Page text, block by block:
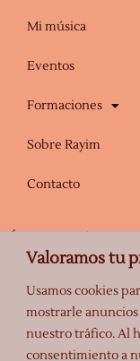
Valoramos tu
Usamos cookies
mostrarle
nuestro tráfico. Al
consentimiento a
a
Mi música
Eventos
Formaciones
Sobre Rayim
Contacto
Mantente informado de